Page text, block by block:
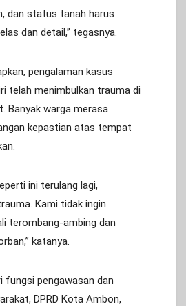
dan status tanah harus
dan detail,” tegasnya.
pengalaman kasus
telah menimbulkan trauma di
Banyak warga merasa
kepastian atas tempat
ini terulang lagi,
Kami tidak ingin
terombang-ambing dan
katanya.
fungsi pengawasan dan
DPRD Kota Ambon,